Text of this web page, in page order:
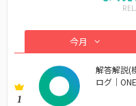
今月
1
解答解説(
ログ｜